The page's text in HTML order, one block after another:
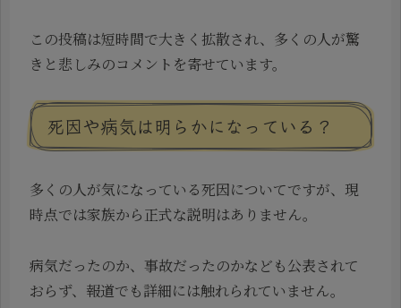
この投稿は短時間で大きく拡散され、多くの人が驚
きと悲しみのコメントを寄せています。
死因や病気は明らかになっている？
多くの人が気になっている死因についてですが、現
時点では家族から正式な説明はありません。
病気だったのか、事故だったのかなども公表されて
おらず、報道でも詳細には触れられていません。